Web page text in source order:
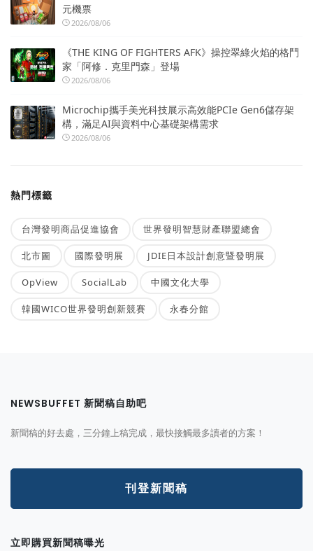
元機票
2026/08/06
《THE KING OF FIGHTERS AFK》操控翠綠火焰的格鬥
家「阿修．克里門森」登場
2026/08/06
Microchip攜手美光科技展示高效能PCIe Gen6儲存架
構，滿足AI與資料中心基礎架構需求
2026/08/06
熱門標籤
台灣發明商品促進協會 世界發明智慧財產聯盟總會
北市圖 國際發明展 JDIE日本設計創意暨發明展
OpView SocialLab 中國文化大學
韓國WICO世界發明創新競賽 永春分館
NEWSBUFFET 新聞稿自助吧
新聞稿的好去處，三分鐘上稿完成，最快接觸最多讀者的方案！
刊登新聞稿
立即購買新聞稿曝光